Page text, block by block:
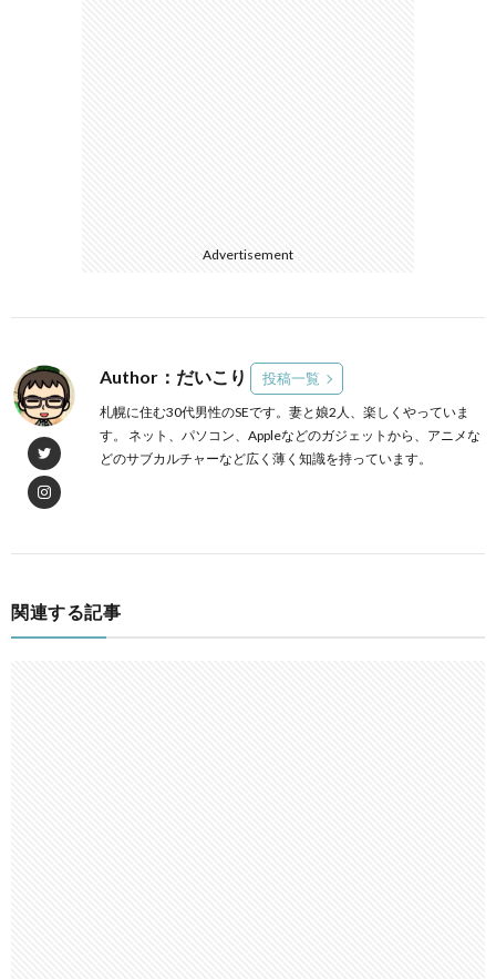
Advertisement
Author：だいこり 投稿一覧
札幌に住む30代男性のSEです。妻と娘2人、楽しくやっていま
す。 ネット、パソコン、Appleなどのガジェットから、アニメな
どのサブカルチャーなど広く薄く知識を持っています。
関連する記事